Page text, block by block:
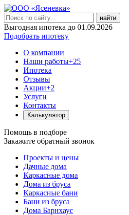
найти
Выгодная ипотека до 01.09.2026
Подобрать ипотеку
О компании
Наши работы+25
Ипотека
Отзывы
Акции+2
Услуги
Контакты
Калькулятор
Помощь в подборе
Закажите обратный звонок
Проекты и цены
Дачные дома
Каркасные дома
Дома из бруса
Каркасные бани
Бани из бруса
Дома Барнхаус